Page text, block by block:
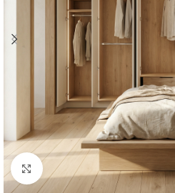
Click to enlarge